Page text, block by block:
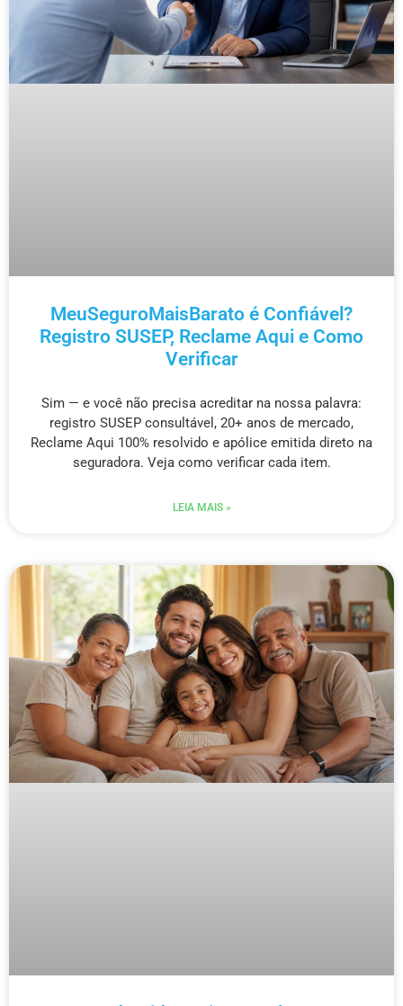
MeuSeguroMaisBarato é Confiável?
Registro SUSEP, Reclame Aqui e Como
Verificar
Sim — e você não precisa acreditar na nossa palavra:
registro SUSEP consultável, 20+ anos de mercado,
Reclame Aqui 100% resolvido e apólice emitida direto na
seguradora. Veja como verificar cada item.
LEIA MAIS »